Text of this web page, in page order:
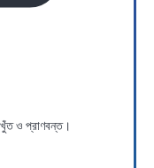
ও প্রাণবন্ত।